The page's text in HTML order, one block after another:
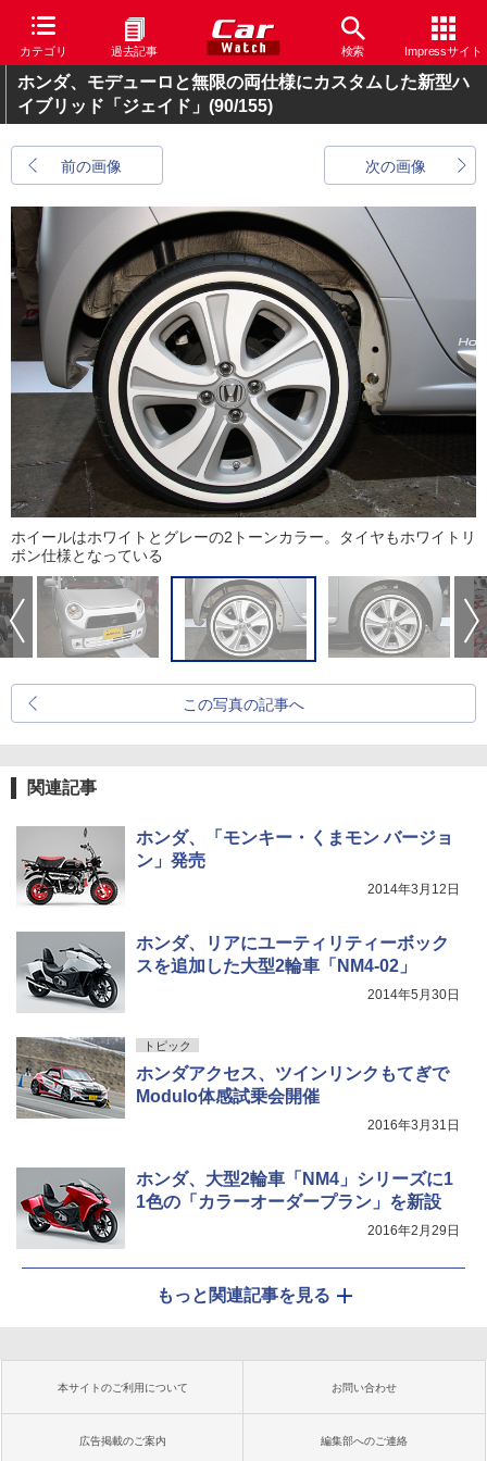
カテゴリ 過去記事 検索 Impressサイト
ホンダ、モデューロと無限の両仕様にカスタムした新型ハ
イブリッド「ジェイド」 (90/155)
前の画像 次の画像
ホイールはホワイトとグレーの2トーンカラー。タイヤもホワイトリ
ボン仕様となっている
この写真の記事へ
関連記事
ホンダ、「モンキー・くまモン バージョ
ン」発売
2014年3月12日
ホンダ、リアにユーティリティーボック
スを追加した大型2輪車「NM4-02」
2014年5月30日
トピック
ホンダアクセス、ツインリンクもてぎで
Modulo体感試乗会開催
2016年3月31日
ホンダ、大型2輪車「NM4」シリーズに1
1色の「カラーオーダープラン」を新設
2016年2月29日
もっと関連記事を見る
本サイトのご利用について お問い合わせ
広告掲載のご案内 編集部へのご連絡